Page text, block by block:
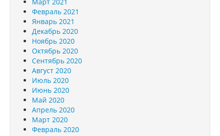
Февраль 2021
Январь 2021
Декабрь 2020
Ноябрь 2020
Октябрь 2020
Сентябрь 2020
Август 2020
Июль 2020
Июнь 2020
Май 2020
Апрель 2020
Март 2020
Февраль 2020